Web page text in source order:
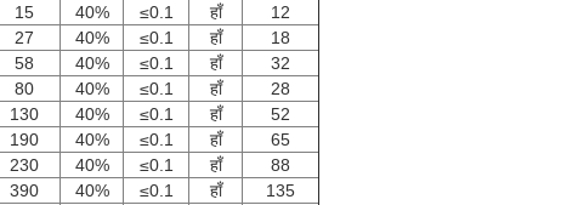
15 40% ≤0.1 हाँ
12
27 40% ≤0.1 हाँ
18
58 40% ≤0.1 हाँ
32
80 40% ≤0.1 हाँ
28
130 40% ≤0.1 हाँ
52
190 40% ≤0.1 हाँ
65
230 40% ≤0.1 हाँ
88
390 40% ≤0.1 हाँ
135